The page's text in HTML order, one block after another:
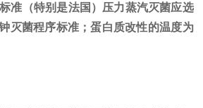
准（特别是法国）压力蒸汽灭菌应选
灭菌程序标准；蛋白质改性的温度为